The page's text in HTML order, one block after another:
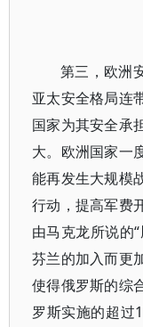
第三，欧洲
亚太安全格局连
国家为其安全承
大。欧洲国家一
能再发生大规模
行动，提高军费
由马克龙所说的
芬兰的加入而更
使得俄罗斯的综
罗斯实施的超过